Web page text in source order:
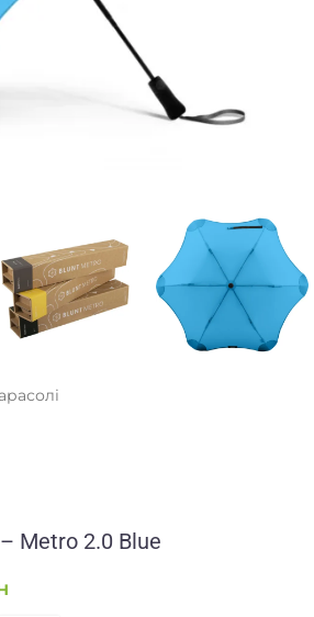
Metro 2.0 Blue